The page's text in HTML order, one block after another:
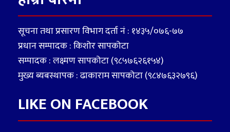
सूचना तथा प्रसारण विभाग दर्ता नं : १४३५/०७६-७७
प्रधान सम्पादक : किशोर सापकोटा
सम्पादक : लक्ष्मण सापकोटा (९८५७६२६१५४)
मुख्य ब्यबस्थापक : ढाकाराम सापकोटा (९८४७६३२७९६)
LIKE ON FACEBOOK